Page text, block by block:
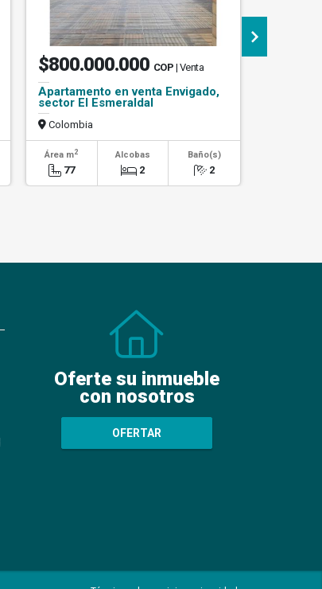
$800.000.000 COP | Venta
Apartamento en venta Envigado,
sector El Esmeraldal
Colombia
Área m2
77
Alcobas
2
Baño(s)
2
Oferte su inmueble
con nosotros
OFERTAR